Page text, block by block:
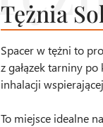
Tężnia
Spacer w tężni to
z gałązek tarniny
inhalacji
To miejsce idealne